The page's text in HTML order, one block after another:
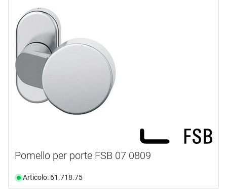
Pomello per porte FSB 07 0809
Articolo: 61.718.75